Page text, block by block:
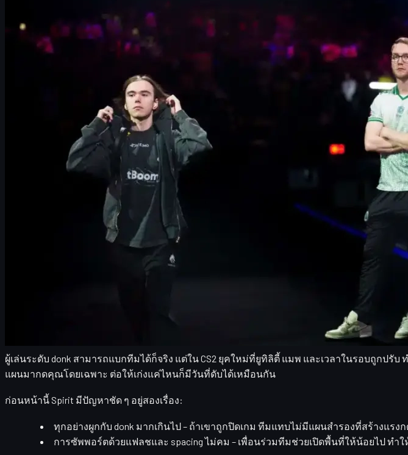
ทำไมการเปลี่ยนระบบถึงสำคัญกับซูเปอร์สตาร์อย่าง donk
แฟลชและซัพพอร์ต: ปรับทีมให้หมุนรอบ donk อย่างแท้จริง
เกมบุก T side: spacing ใหม่ที่ทำให้ donk น่ากลัวกว่าเดิม
โหดขึ้นอีกฝั่ง: ตัวเลขใหม่ของ donk บน CT side
ผลกระทบต่อเมต้าของโปรซีนและคู่แข่งของ Spirit
ฮายป์ donk กับเศรษฐกิจ CS2 skins และการเทรด
วิธีซื้อ cs2 skins และ csgo skins แบบคุ้มค่าในยุค CS2 ผ่าน UUSkins
คาดการณ์อนาคต: Spirit จะขึ้นระดับราชันได้ไหม
สรุปประเด็นสำคัญสำหรับสายดูแข่งและสายเทรดสกิน
ภาพรวม: donk, Spirit และปี 2026 ที่กำลังจะมาถึง
Counter-Strike 2 (CS2) ตอนนี้ แทบไม่มีใครไม่รู้จัก
เด็กโหดชา
และความดุแบบไม่เกรงใจใคร ทำให้ชื่อของเขาถูกพูดถึงทุกครั้งที่มีทัวร์นาเมนต์ใหญ่
เจอมาตลอดคือ ถึงจะมีซูเปอร์สตาร์ระดับโลกอยู่ในทีม แต่ผลงานเรื่อง กา
ของ donk ออกมาได้ไม่สุด และพึ่งความโหดส่วนตัวของเขามากเกินไป
สไตล์
และนี่คือเหตุผลที่หลายคนเชื่อว่า
ทำไมการเปลี่ยนระบบถึงสำคัญกับซูเปอร์สตาร์อย่าง donk
ผู้เล่นระดับ donk สามารถแบกทีมได้ก็จริง แต่ใน CS2 ยุคใหม่ที่ยูทิลิตี้ แมพ และเวลาในรอบถูกปรับ
แผนมากดคุณโดยเฉพาะ ต่อให้เก่งแค่ไหนก็มีวันที่ดับได้เหมือนกัน
ก่อนหน้านี้ Spirit มีปัญหาชัด ๆ อยู่สองเรื่อง:
ทุกอย่างผูกกับ donk มากเกินไป– ถ้าเขาถูกปิดเกม ทีมแทบไม่มีแผนสำรองที่สร้างแรง
การซัพพอร์ตด้วยแฟลชและ spacing ไม่คม – เพื่อนร่วมทีมช่วยเปิดพื้นที่ให้น้อยไป ทำใ